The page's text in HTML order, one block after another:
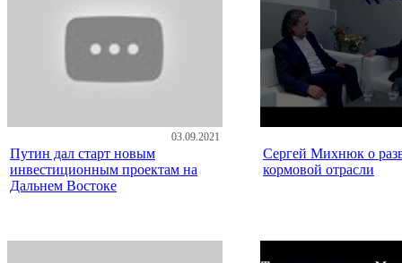
03.09.2021
Путин дал старт новым
инвестиционным проектам на
Дальнем Востоке
Сергей Михнюк о
кормовой отрасли